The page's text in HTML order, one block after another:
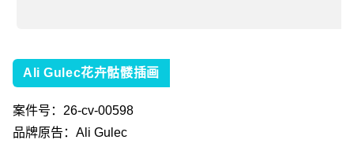
Ali Gulec花卉骷髅插画
案件号： 26-cv-00598
品牌原告： Ali Gulec